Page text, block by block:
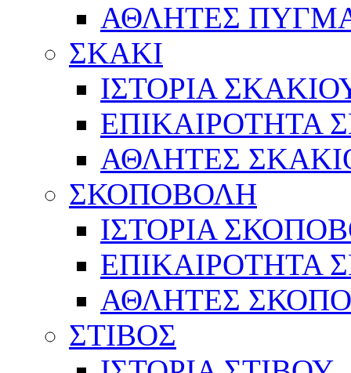
ΑΘΛΗΤΕΣ
ΣΚΑΚΙ
ΙΣΤΟΡΙΑ
ΕΠΙΚΑΙΡΟΤΗΤΑ
ΑΘΛΗΤΕΣ
ΣΚΟΠΟΒΟΛΗ
ΙΣΤΟΡΙΑ
ΕΠΙΚΑΙΡΟΤΗΤΑ
ΑΘΛΗΤΕΣ
ΣΤΙΒΟΣ